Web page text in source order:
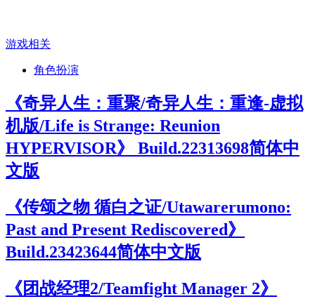
游戏相关
角色扮演
《奇异人生：重聚/奇异人生：重逢-虚拟
机版/Life is Strange: Reunion
HYPERVISOR》 Build.22313698简体中
文版
《传颂之物 循白之证/Utawarerumono:
Past and Present Rediscovered》
Build.23423644简体中文版
《团战经理2/Teamfight Manager 2》